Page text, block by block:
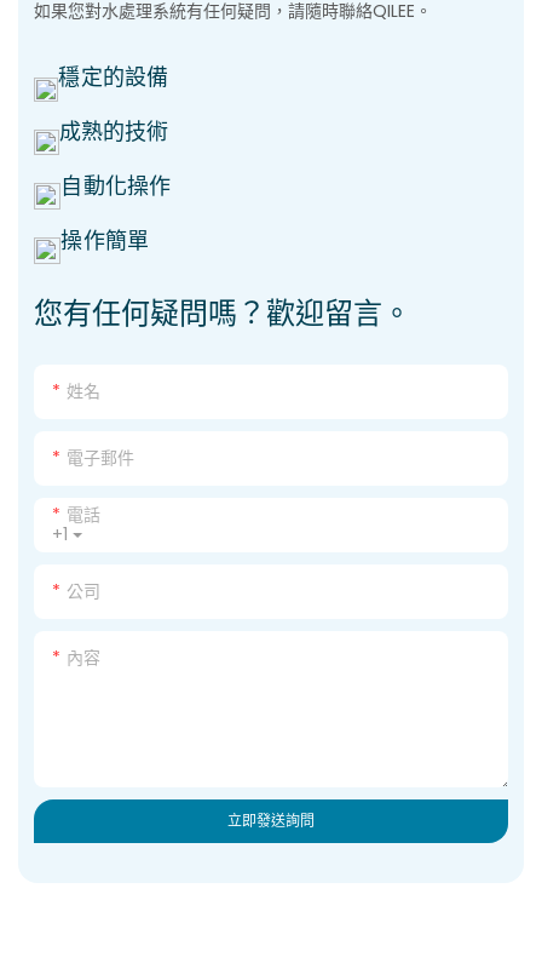
如果您對水處理系統有任何疑問，請隨時聯絡QILEE。
穩定的設備
成熟的技術
自動化操作
操作簡單
您有任何疑問嗎？歡迎留言。
姓名
電子郵件
+1
電話
公司
內容
立即發送詢問